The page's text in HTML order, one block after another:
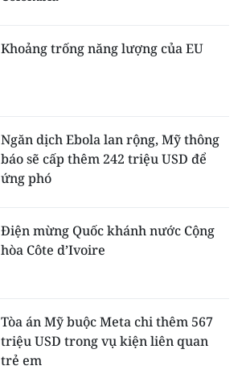
Khoảng trống năng lượng của EU
Ngăn dịch Ebola lan rộng, Mỹ thông
báo sẽ cấp thêm 242 triệu USD để
ứng phó
Điện mừng Quốc khánh nước Cộng
hòa Côte d’Ivoire
Tòa án Mỹ buộc Meta chi thêm 567
triệu USD trong vụ kiện liên quan
trẻ em